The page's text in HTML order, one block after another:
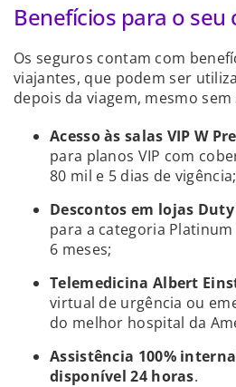
Benefícios para o seu
Os seguros contam com
viajantes, que podem ser
depois da viagem, mesmo
Acesso às salas VIP W
para planos VIP com
80 mil e 5 dias de vigência;
Descontos em lojas Duty
para a categoria Platinum
6 meses;
Telemedicina Albert
virtual de urgência ou
do melhor hospital da
Assistência 100%
disponível 24 horas.